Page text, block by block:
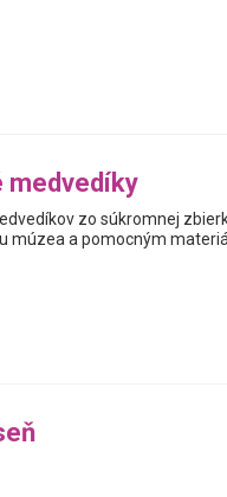
medvedíky
zo súkromnej
múzea a pomocným